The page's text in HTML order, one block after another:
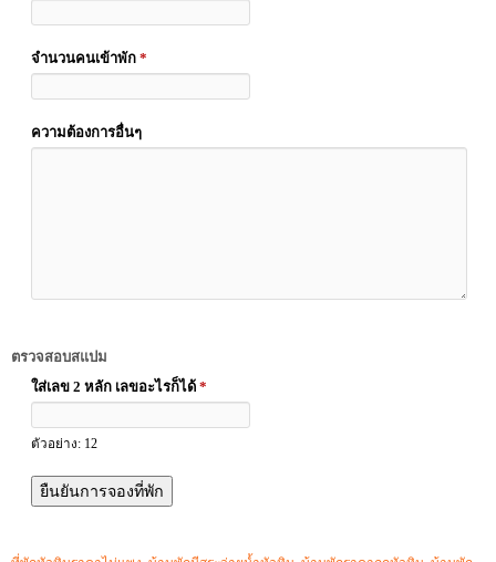
จำนวนคนเข้าพัก *
ความต้องการอื่นๆ
ตรวจสอบสแปม
ใส่เลข 2 หลัก เลขอะไรก็ได้ *
ตัวอย่าง: 12